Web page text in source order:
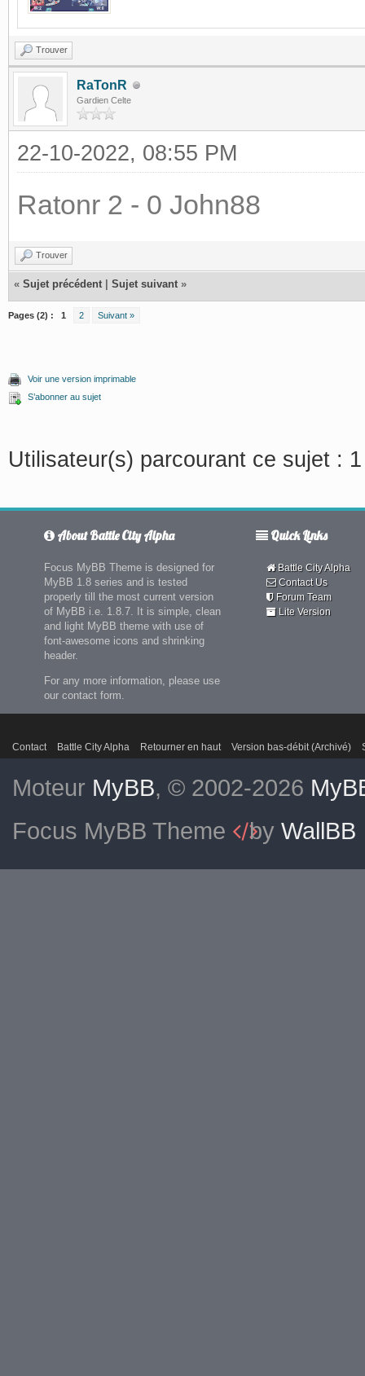
Trouver
RaTonR
Gardien Celte
22-10-2022, 08:55 PM
Ratonr 2 - 0 John88
Trouver
« Sujet précédent Sujet suivant »
Pages (2) : 1 2 Suivant »
Voir une version imprimable
S’abonner au sujet
Utilisateur(s) parcourant ce sujet :
About Battle City Alpha
Focus MyBB Theme is designed for
MyBB 1.8 series and is tested
properly till the most current version
of MyBB i.e. 1.8.7. It is simple, clean
and light MyBB theme with use of
font-awesome icons and shrinking
header.
For any more information, please use
our contact form.
Quick Links
Battle City Alpha
Contact Us
Forum Team
Lite Version
Contact Battle City Alpha Retourner en haut Version bas-débit (Archivé)
Moteur MyBB, © 2002-2026
Focus MyBB Theme
by WallBB